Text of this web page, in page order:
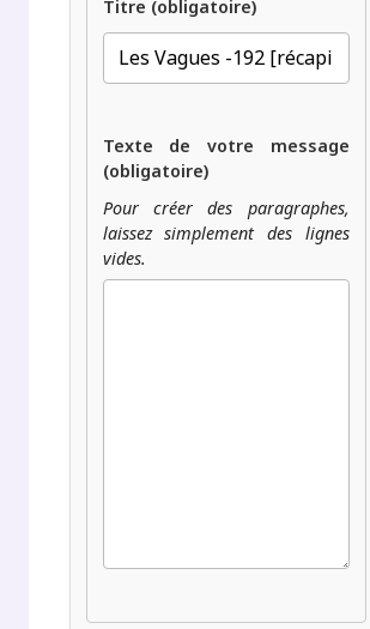
Titre (obligatoire)
Texte de votre message
(obligatoire)
Pour créer des paragraphes,
laissez simplement des lignes
vides.